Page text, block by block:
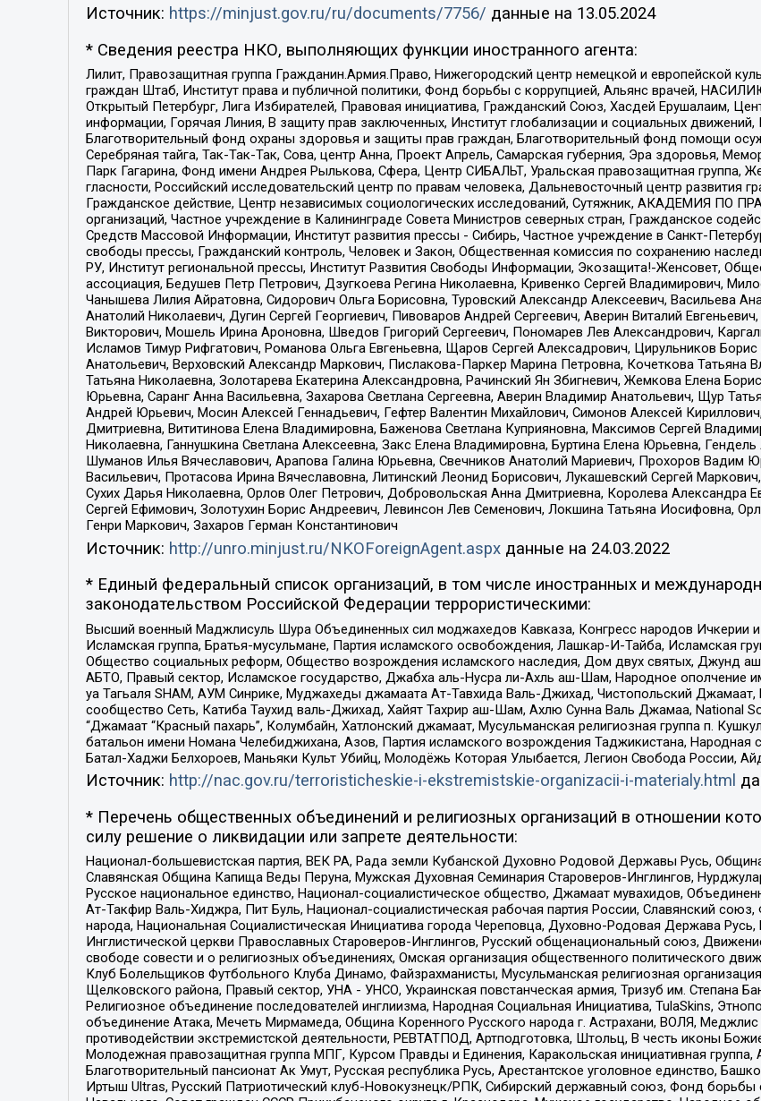
Источник: https://minjust.gov.ru/ru/documents/7756/ данные на 13.05.2024
* Сведения реестра НКО, выполняющих функции иностранного агента:
Лилит, Правозащитная группа Гражданин.Армия.Право, Нижегородский центр немецкой и европейской
граждан Штаб, Институт права и публичной политики, Фонд борьбы с коррупцией, Альянс врачей,
Открытый Петербург, Лига Избирателей, Правовая инициатива, Гражданский Союз, Хасдей Ерушалаим,
информации, Горячая Линия, В защиту прав заключенных, Институт глобализации и социальных
Благотворительный фонд охраны здоровья и защиты прав граждан, Благотворительный фонд помощи
Серебряная тайга, Так-Так-Так, Сова, центр Анна, Проект Апрель, Самарская губерния, Эра здоровья,
Парк Гагарина, Фонд имени Андрея Рылькова, Сфера, Центр СИБАЛЬТ, Уральская правозащитная группа,
гласности, Российский исследовательский центр по правам человека, Дальневосточный центр развития
Гражданское действие, Центр независимых социологических исследований, Сутяжник, АКАДЕМИЯ ПО
организаций, Частное учреждение в Калининграде Совета Министров северных стран, Гражданское
Средств Массовой Информации, Институт развития прессы - Сибирь, Частное учреждение в Санкт-
свободы прессы, Гражданский контроль, Человек и Закон, Общественная комиссия по сохранению
РУ, Институт региональной прессы, Институт Развития Свободы Информации, Экозащита!-Женсовет,
ассоциация, Бедушев Петр Петрович, Дзугкоева Регина Николаевна, Кривенко Сергей Владимирович,
Чанышева Лилия Айратовна, Сидорович Ольга Борисовна, Туровский Александр Алексеевич, Васильева
Анатолий Николаевич, Дугин Сергей Георгиевич, Пивоваров Андрей Сергеевич, Аверин Виталий
Викторович, Мошель Ирина Ароновна, Шведов Григорий Сергеевич, Пономарев Лев Александрович,
Исламов Тимур Рифгатович, Романова Ольга Евгеньевна, Щаров Сергей Алексадрович, Цирульников
Анатольевич, Верховский Александр Маркович, Пислакова-Паркер Марина Петровна, Кочеткова Татьяна
Татьяна Николаевна, Золотарева Екатерина Александровна, Рачинский Ян Збигневич, Жемкова Елена
Юрьевна, Саранг Анна Васильевна, Захарова Светлана Сергеевна, Аверин Владимир Анатольевич, Щур
Андрей Юрьевич, Мосин Алексей Геннадьевич, Гефтер Валентин Михайлович, Симонов Алексей
Дмитриевна, Вититинова Елена Владимировна, Баженова Светлана Куприяновна, Максимов Сергей
Николаевна, Ганнушкина Светлана Алексеевна, Закс Елена Владимировна, Буртина Елена Юрьевна,
Шуманов Илья Вячеславович, Арапова Галина Юрьевна, Свечников Анатолий Мариевич, Прохоров Вадим
Васильевич, Протасова Ирина Вячеславовна, Литинский Леонид Борисович, Лукашевский Сергей
Сухих Дарья Николаевна, Орлов Олег Петрович, Добровольская Анна Дмитриевна, Королева Александра
Сергей Ефимович, Золотухин Борис Андреевич, Левинсон Лев Семенович, Локшина Татьяна Иосифовна,
Генри Маркович, Захаров Герман Константинович
Источник: http://unro.minjust.ru/NKOForeignAgent.aspxданные на 24.03.2022
* Единый федеральный список организаций, в том числе иностранных и
законодательством Российской Федерации террористическими:
Высший военный Маджлисуль Шура Объединенных сил моджахедов Кавказа, Конгресс народов Ичкерии и
Исламская группа, Братья-мусульмане, Партия исламского освобождения, Лашкар-И-Тайба, Исламская
Общество социальных реформ, Общество возрождения исламского наследия, Дом двух святых, Джунд
АБТО, Правый сектор, Исламское государство, Джабха аль-Нусра ли-Ахль аш-Шам, Народное ополчение
уа Тагьаля SHAM, АУМ Синрике, Муджахеды джамаата Ат-Тавхида Валь-Джихад, Чистопольский Джамаат,
сообщество Сеть, Катиба Таухид валь-Джихад, Хайят Тахрир аш-Шам, Ахлю Сунна Валь Джамаа, National
“Джамаат “Красный пахарь”, Колумбайн, Хатлонский джамаат, Мусульманская религиозная группа п.
батальон имени Номана Челебиджихана, Азов, Партия исламского возрождения Таджикистана,
Батал-Хаджи Белхороев, Маньяки Культ Убийц, Молодёжь Которая Улыбается, Легион Свобода России,
Источник: http://nac.gov.ru/terroristicheskie-i-ekstremistskie-organizacii-i-materialy.html
* Перечень общественных объединений и религиозных организаций в отношении
силу решение о ликвидации или запрете деятельности:
Национал-большевистская партия, ВЕК РА, Рада земли Кубанской Духовно Родовой Державы Русь,
Славянская Община Капища Веды Перуна, Мужская Духовная Семинария Староверов-Инглингов,
Русское национальное единство, Национал-социалистическое общество, Джамаат мувахидов,
Ат-Такфир Валь-Хиджра, Пит Буль, Национал-социалистическая рабочая партия России, Славянский
народа, Национальная Социалистическая Инициатива города Череповца, Духовно-Родовая Держава
Инглистической церкви Православных Староверов-Инглингов, Русский общенациональный союз,
свободе совести и о религиозных объединениях, Омская организация общественного политического
Клуб Болельщиков Футбольного Клуба Динамо, Файзрахманисты, Мусульманская религиозная
Щелковского района, Правый сектор, УНА - УНСО, Украинская повстанческая армия, Тризуб им. Степана
Религиозное объединение последователей инглиизма, Народная Социальная Инициатива, TulaSkins,
объединение Атака, Мечеть Мирмамеда, Община Коренного Русского народа г. Астрахани, ВОЛЯ,
противодействии экстремистской деятельности, РЕВТАТПОД, Артподготовка, Штольц, В честь иконы
Молодежная правозащитная группа МПГ, Курсом Правды и Единения, Каракольская инициативная
Благотворительный пансионат Ак Умут, Русская республика Русь, Арестантское уголовное единство,
Иртыш Ultras, Русский Патриотический клуб-Новокузнецк/РПК, Сибирский державный союз, Фонд